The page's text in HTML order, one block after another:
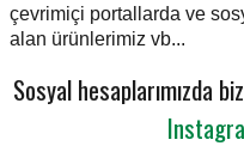
çevrimiçi portallarda ve
alan ürünlerimiz vb...
Sosyal hesaplarımızda